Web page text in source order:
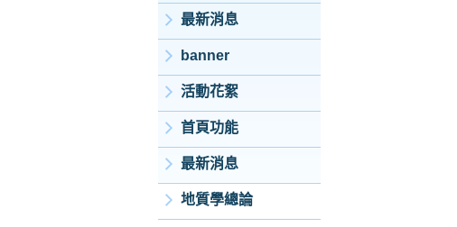
最新消息
banner
活動花絮
首頁功能
最新消息
地質學總論